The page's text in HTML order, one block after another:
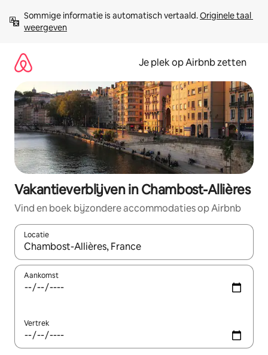
direct
naar
Sommige informatie is automatisch vertaald. Originele taal
weergeven
Je plek op Airbnb zetten
Vakantieverblijven in Chambost-Allières
Vind en boek bijzondere accommodaties op Airbnb
Locatie
Wanneer er resultaten beschikbaar zijn, maak je een keuze
Aankomst
Vertrek